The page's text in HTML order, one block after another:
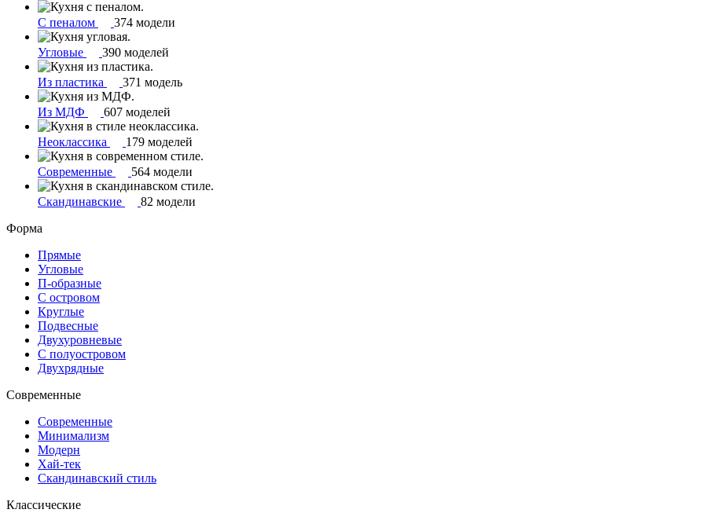
С пеналом 374 модели
Угловые 390 моделей
Из пластика 371 модель
Из МДФ 607 моделей
Неоклассика 179 моделей
Современные 564 модели
Скандинавские
82 модели
Форма
Прямые
Угловые
П-образные
С островом
Круглые
Подвесные
Двухуровневые
С полуостровом
Двухрядные
Современные
Современные
Минимализм
Модерн
Хай-тек
Скандинавский стиль
Классические